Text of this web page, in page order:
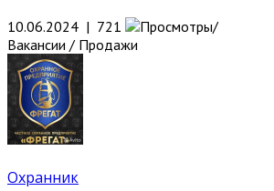
10.06.2024 | 721
Вакансии / Продажи
Охранник